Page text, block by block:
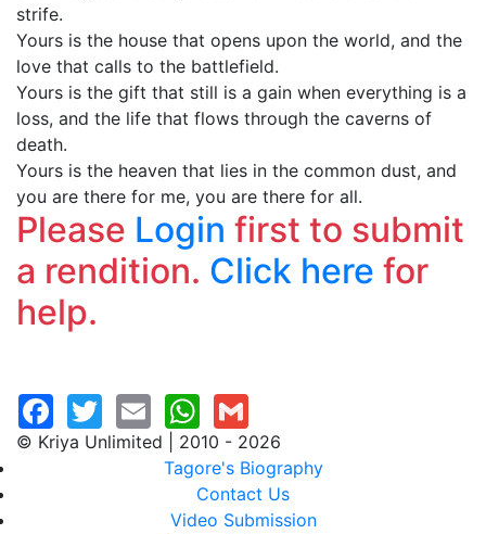
strife.
Yours is the house that opens upon the world, and the
love that calls to the battlefield.
Yours is the gift that still is a gain when everything is a
loss, and the life that flows through the caverns of
death.
Yours is the heaven that lies in the common dust, and
you are there for me, you are there for all.
Please Login first to submit
a rendition. Click here for
help.
© Kriya Unlimited | 2010 - 2026
Tagore's Biography
Contact Us
Video Submission